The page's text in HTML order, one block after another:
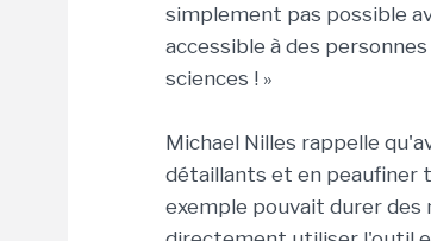
simplement pas possible
accessible à des
sciences ! »
Michael Nilles rappelle
détaillants et en peaufiner
exemple pouvait durer des